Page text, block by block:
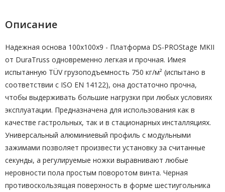
Описание
Надежная основа 100х100х9 - Платформа DS-PROStage MKII
от DuraTruss одновременно легкая и прочная. Имея
испытанную TÜV грузоподъемность 750 кг/м² (испытано в
соответствии с ISO EN 14122), она достаточно прочна,
чтобы выдерживать большие нагрузки при любых условиях
эксплуатации. Предназначена для использования как в
качестве гастрольных, так и в стационарных инсталляциях.
Универсальный алюминиевый профиль с модульными
зажимами позволяет произвести установку за считанные
секунды, а регулируемые ножки выравнивают любые
неровности пола простым поворотом винта. Черная
противоскользящая поверхность в форме шестиугольника